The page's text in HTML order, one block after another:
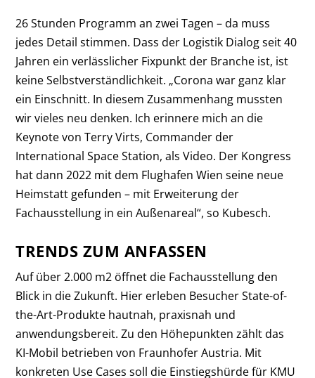
26 Stunden Programm an zwei Tagen – da muss
jedes Detail stimmen. Dass der Logistik Dialog seit 40
Jahren ein verlässlicher Fixpunkt der Branche ist, ist
keine Selbstverständlichkeit. „Corona war ganz klar
ein Einschnitt. In diesem Zusammenhang mussten
wir vieles neu denken. Ich erinnere mich an die
Keynote von Terry Virts, Commander der
International Space Station, als Video. Der Kongress
hat dann 2022 mit dem Flughafen Wien seine neue
Heimstatt gefunden – mit Erweiterung der
Fachausstellung in ein Außenareal“, so Kubesch.
TRENDS ZUM ANFASSEN
Auf über 2.000 m2 öffnet die Fachausstellung den
Blick in die Zukunft. Hier erleben Besucher State-of-
the-Art-Produkte hautnah, praxisnah und
anwendungsbereit. Zu den Höhepunkten zählt das
KI-Mobil betrieben von Fraunhofer Austria. Mit
konkreten Use Cases soll die Einstiegshürde für KMU